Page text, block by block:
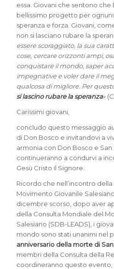
essa. Giovani che sentono che
bellissimo progetto per
speranza e forza. Giovani,
non si lasciano rubare la
essere scoraggiato, la sua
cose, cercare orizzonti ampi,
conquistare il mondo, saper
impegnative e voler dare il
qualcosa di migliore. Per
si lascino rubare la speranza»
Carissimi giovani,
concludo questo messaggio
di Don Bosco e invitandovi a
armonia con Don Bosco e San
continueranno a condurvi a
Gesù Cristo il Signore.
Ricordo che nell’incontro
Movimento Giovanile
dicembre scorso, dopo aver
della Consulta Mondiale del
Salesiano (SDB-LEADS), i
mondo sono stati unanimi nel
anniversario della morte di
membri della Consulta della
coordineranno questo